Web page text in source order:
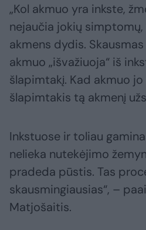
„Kol akmuo yra inkste,
nejaučia jokių
akmens dydis.
akmuo „išvažiuoja“ iš
šlapimtakį. Kad akmuo
šlapimtakis tą akmenį
Inkstuose ir toliau
nelieka nutekėjimo
pradeda pūstis. Tas
skausmingiausias“, –
Matjošaitis.